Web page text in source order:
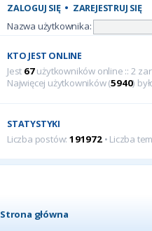
ZALOGUJ SIĘ• ZAREJESTRUJ SIĘ
Nazwa użytkownika:
KTO JEST ONLINE
Jest 67użytkowników online :: 2
Najwięcej użytkowników (5940)
STATYSTYKI
Liczba postów: 191972• Liczba
Strona główna